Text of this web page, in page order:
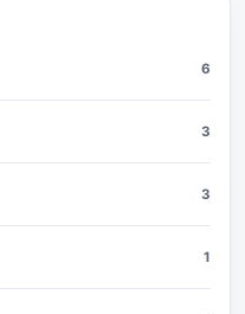
6
3
3
1